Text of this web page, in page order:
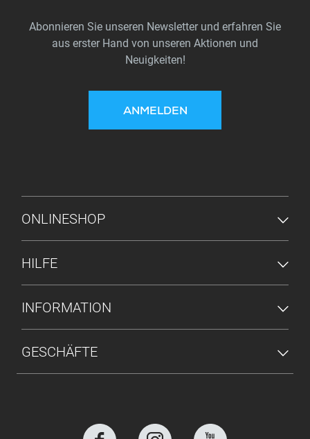
Abonnieren Sie unseren Newsletter und erfahren Sie
aus erster Hand von unseren Aktionen und
Neuigkeiten!
ANMELDEN
FUSSZEILENMENÜ
ONLINESHOP
HILFE
INFORMATION
GESCHÄFTE